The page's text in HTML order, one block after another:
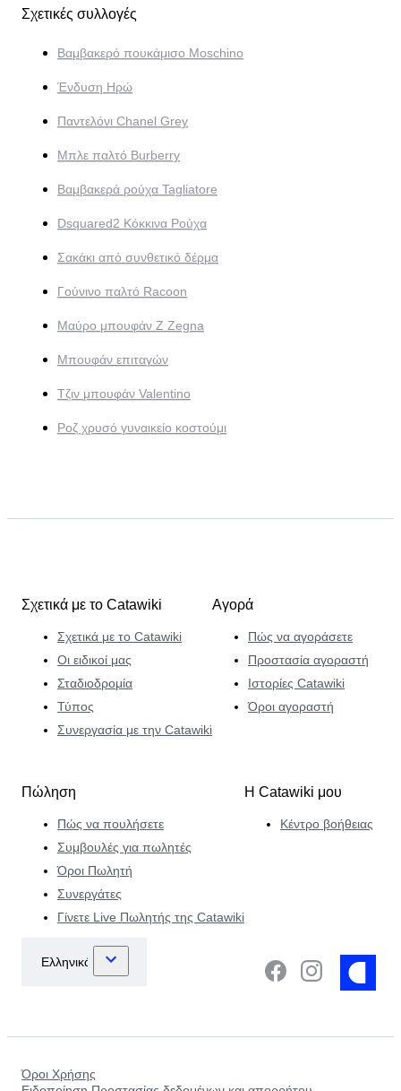
Σχετικές συλλογές
Βαμβακερό πουκάμισο Moschino
Ένδυση Ηρώ
Παντελόνι Chanel Grey
Μπλε παλτό Burberry
Βαμβακερά ρούχα Tagliatore
Dsquared2 Κόκκινα Ρούχα
Σακάκι από συνθετικό δέρμα
Γούνινο παλτό Racoon
Μαύρο μπουφάν Z Zegna
Μπουφάν επιταγών
Τζιν μπουφάν Valentino
Ροζ χρυσό γυναικείο κοστούμι
Σχετικά με το Catawiki
Σχετικά με το Catawiki
Οι ειδικοί μας
Σταδιοδρομία
Τύπος
Συνεργασία με την Catawiki
Αγορά
Πώς να αγοράσετε
Προστασία αγοραστή
Ιστορίες Catawiki
Όροι αγοραστή
Πώληση
Πώς να πουλήσετε
Συμβουλές για πωλητές
Όροι Πωλητή
Συνεργάτες
Γίνετε Live Πωλητής της Catawiki
Η Catawiki μου
Κέντρο βοήθειας
Όροι Χρήσης